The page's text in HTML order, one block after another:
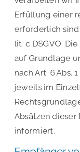
Erfüllung einer
erforderlich sind
lit. c DSGVO.
auf Grundlage
nach Art. 6 Abs.
jeweils im
Absätzen
informiert.